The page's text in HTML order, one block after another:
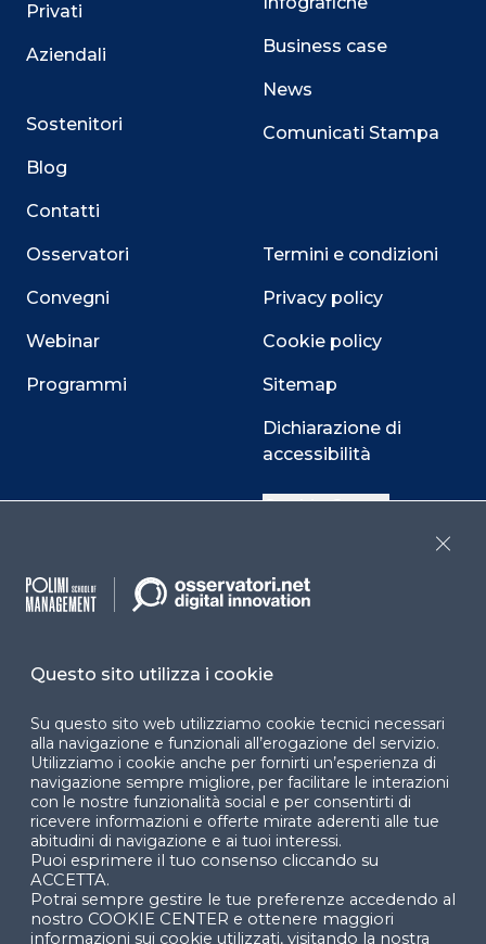
Privati
Aziendali
Sostenitori
Blog
Contatti
Osservatori
Convegni
Webinar
Programmi
Business case
News
Comunicati Stampa
Termini e condizioni
Privacy policy
Cookie policy
Sitemap
Dichiarazione di
accessibilità
Cookie Center
Facebook LinkedIn
© 2024 Copyright © Politecnico di Milano Dipartimento
di Ingegneria Gestionale
Questo sito utilizza i cookie
Su questo sito web utilizziamo cookie tecnici necessari
alla navigazione e funzionali all’erogazione del servizio.
Utilizziamo i cookie anche per fornirti un’esperienza di
navigazione sempre migliore, per facilitare le interazioni
con le nostre funzionalità social e per consentirti di
ricevere informazioni e offerte mirate aderenti alle tue
abitudini di navigazione e ai tuoi interessi.
Puoi esprimere il tuo consenso cliccando su
ACCETTA.
Potrai sempre gestire le tue preferenze accedendo al
nostro COOKIE CENTER e ottenere maggiori
informazioni sui cookie utilizzati, visitando la nostra